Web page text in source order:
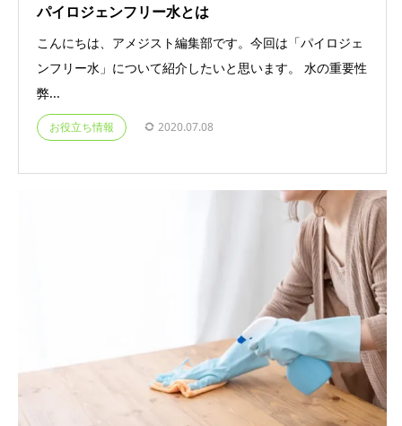
パイロジェンフリー水とは
こんにちは、アメジスト編集部です。今回は「パイロジェ
ンフリー水」について紹介したいと思います。 水の重要性
弊...
お役立ち情報 2020.07.08